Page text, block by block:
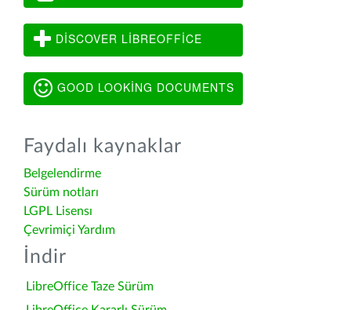
DISCOVER LIBREOFFICE
GOOD LOOKING DOCUMENTS
Faydalı kaynaklar
Belgelendirme
Sürüm notları
LGPL Lisensı
Çevrimiçi Yardım
İndir
LibreOffice Taze Sürüm